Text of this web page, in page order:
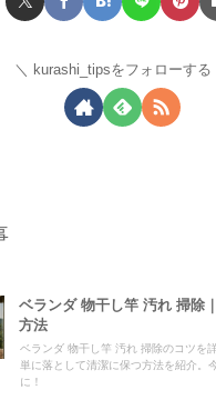
kurashi_tipsをフォローする
ベランダ 物干し竿 汚れ 掃除
方法
ベランダ 物干し竿 汚れ 掃除のコツを
単に落として清潔に保つ方法を紹介。
に！